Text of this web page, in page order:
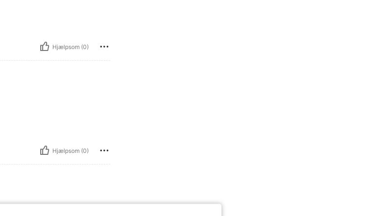
Hjælpsom (0)
Hjælpsom (0)